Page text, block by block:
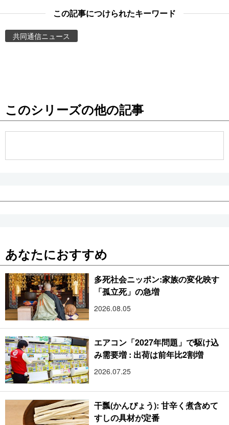
Images
People
公式SNS
この記事につけられたキーワード
共同通信ニュース
このシリーズの他の記事
あなたにおすすめ
多死社会ニッポン:家族の変化映す
「孤立死」の急増
2026.08.05
エアコン「2027年問題」で駆け込
み需要増 : 出荷は前年比2割増
2026.07.25
干瓢(かんぴょう): 甘辛く煮含めて
すしの具材が定番